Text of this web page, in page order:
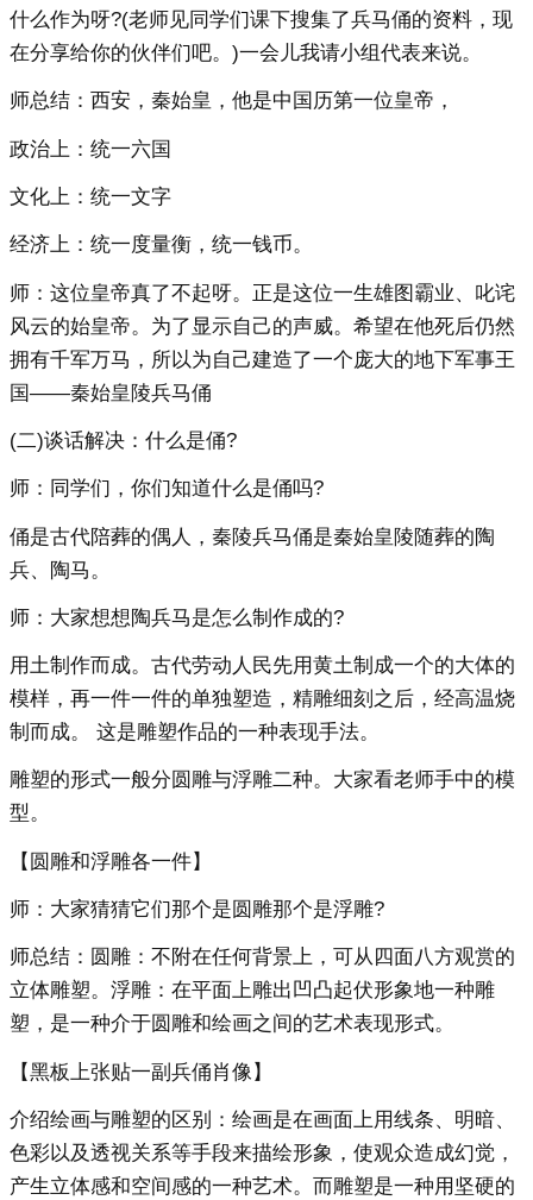
什么作为呀?(老师见同学们课下搜集了兵马俑的资料，现
在分享给你的伙伴们吧。)一会儿我请小组代表来说。
师总结：西安，秦始皇，他是中国历第一位皇帝，
政治上：统一六国
文化上：统一文字
经济上：统一度量衡，统一钱币。
师：这位皇帝真了不起呀。正是这位一生雄图霸业、叱诧
风云的始皇帝。为了显示自己的声威。希望在他死后仍然
拥有千军万马，所以为自己建造了一个庞大的地下军事王
国——秦始皇陵兵马俑
(二)谈话解决：什么是俑?
师：同学们，你们知道什么是俑吗?
俑是古代陪葬的偶人，秦陵兵马俑是秦始皇陵随葬的陶
兵、陶马。
师：大家想想陶兵马是怎么制作成的?
用土制作而成。古代劳动人民先用黄土制成一个的大体的
模样，再一件一件的单独塑造，精雕细刻之后，经高温烧
制而成。 这是雕塑作品的一种表现手法。
雕塑的形式一般分圆雕与浮雕二种。大家看老师手中的模
型。
【圆雕和浮雕各一件】
师：大家猜猜它们那个是圆雕那个是浮雕?
师总结：圆雕：不附在任何背景上，可从四面八方观赏的
立体雕塑。浮雕：在平面上雕出凹凸起伏形象地一种雕
塑，是一种介于圆雕和绘画之间的艺术表现形式。
【黑板上张贴一副兵俑肖像】
介绍绘画与雕塑的区别：绘画是在画面上用线条、明暗、
色彩以及透视关系等手段来描绘形象，使观众造成幻觉，
产生立体感和空间感的一种艺术。而雕塑是一种用坚硬的